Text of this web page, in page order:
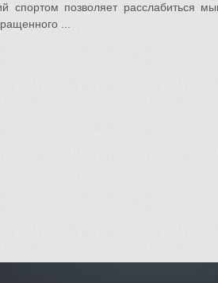
спортом позволяет расслабиться
...